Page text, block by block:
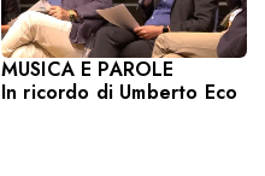
MUSICA E PAROLE
In ricordo di Umberto Eco